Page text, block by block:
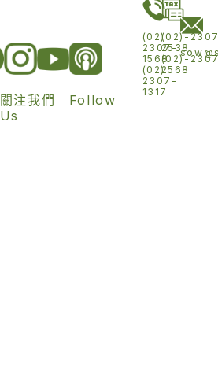
關注我們 Follow
Us
(02)
2307-
1568
(02)
2307-
1317
(02)-
2538
(02)-
2568